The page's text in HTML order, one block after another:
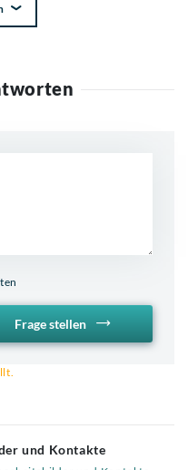
Frage stellen
und Kontakte